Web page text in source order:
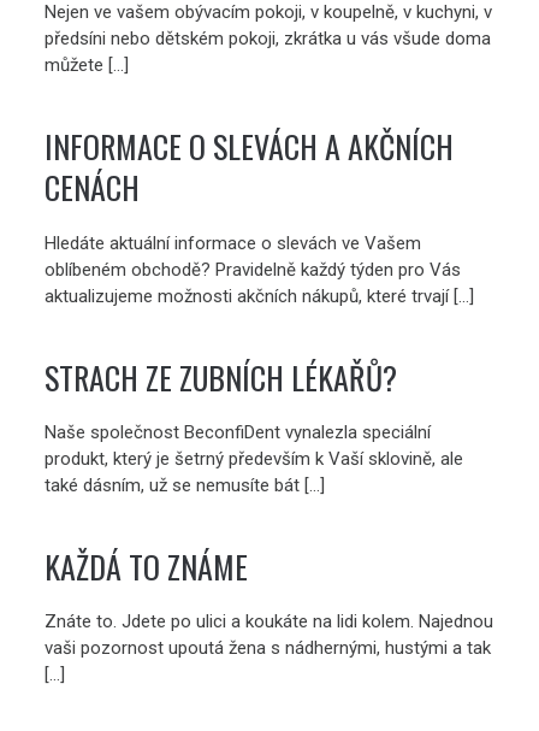
Nejen ve vašem obývacím pokoji, v koupelně, v kuchyni, v
předsíni nebo dětském pokoji, zkrátka u vás všude doma
můžete […]
INFORMACE O SLEVÁCH A AKČNÍCH
CENÁCH
Hledáte aktuální informace o slevách ve Vašem
oblíbeném obchodě? Pravidelně každý týden pro Vás
aktualizujeme možnosti akčních nákupů, které trvají […]
STRACH ZE ZUBNÍCH LÉKAŘŮ?
Naše společnost BeconfiDent vynalezla speciální
produkt, který je šetrný především k Vaší sklovině, ale
také dásním, už se nemusíte bát […]
KAŽDÁ TO ZNÁME
Znáte to. Jdete po ulici a koukáte na lidi kolem. Najednou
vaši pozornost upoutá žena s nádhernými, hustými a tak
[…]